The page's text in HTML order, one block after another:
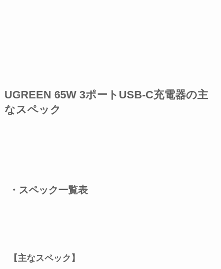
UGREEN 65W 3ポートUSB-C充電器の主
なスペック
・スペック一覧表
【主なスペック】